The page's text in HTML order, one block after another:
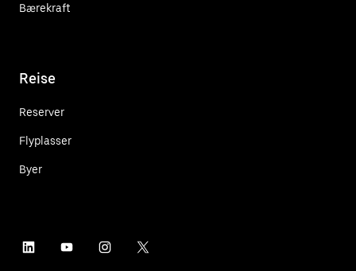
Bærekraft
Reise
Reserver
Flyplasser
Byer